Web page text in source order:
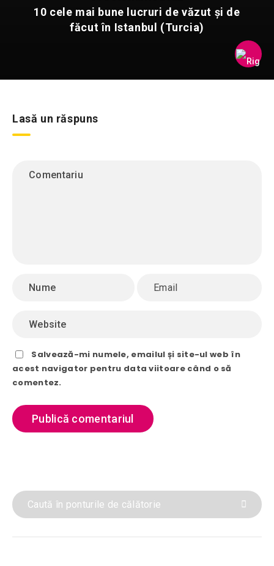
10 cele mai bune lucruri de văzut și de
făcut în Istanbul (Turcia)
Lasă un răspuns
Salvează-mi numele, emailul și site-ul web în
acest navigator pentru data viitoare când o să
comentez.